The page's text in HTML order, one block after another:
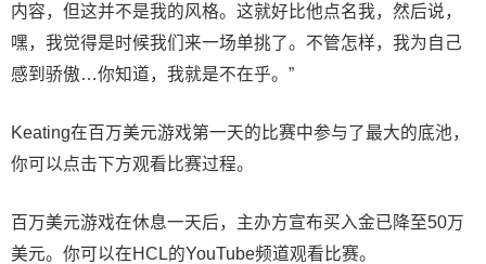
内容，但这并不是我的风格。这就好比他点名我，然后说，
嘿，我觉得是时候我们来一场单挑了。不管怎样，我为自己
感到骄傲…你知道，我就是不在乎。”
Keating在百万美元游戏第一天的比赛中参与了最大的底池，
你可以点击下方观看比赛过程。
百万美元游戏在休息一天后，主办方宣布买入金已降至50万
美元。你可以在HCL的YouTube频道观看比赛。